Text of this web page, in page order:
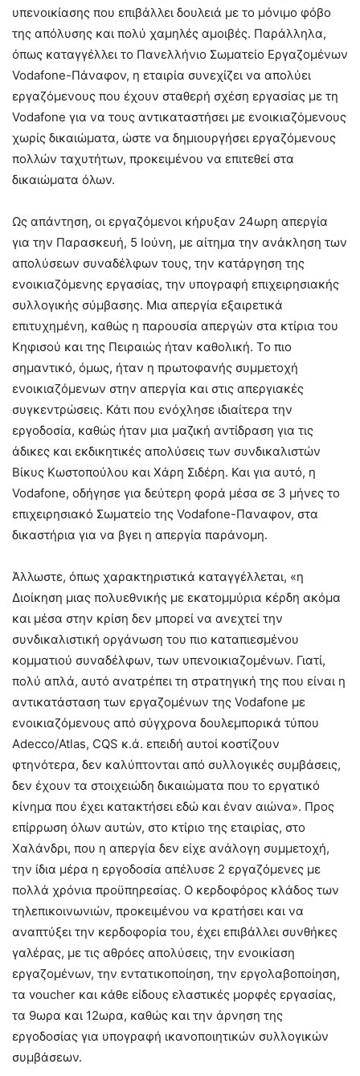
υπενοικίασης που επιβάλλει δουλειά με το μόνιμο φόβο
της απόλυσης και πολύ χαμηλές αμοιβές. Παράλληλα,
όπως καταγγέλλει το Πανελλήνιο Σωματείο Εργαζομένων
Vodafone-Πάναφον, η εταιρία συνεχίζει να απολύει
εργαζόμενους που έχουν σταθερή σχέση εργασίας με τη
Vodafone για να τους αντικαταστήσει με ενοικιαζόμενους
χωρίς δικαιώματα, ώστε να δημιουργήσει εργαζόμενους
πολλών ταχυτήτων, προκειμένου να επιτεθεί στα
δικαιώματα όλων.
Ως απάντηση, οι εργαζόμενοι κήρυξαν 24ωρη απεργία
για την Παρασκευή, 5 Ιούνη, με αίτημα την ανάκληση των
απολύσεων συναδέλφων τους, την κατάργηση της
ενοικιαζόμενης εργασίας, την υπογραφή επιχειρησιακής
συλλογικής σύμβασης. Μια απεργία εξαιρετικά
επιτυχημένη, καθώς η παρουσία απεργών στα κτίρια του
Κηφισού και της Πειραιώς ήταν καθολική. Το πιο
σημαντικό, όμως, ήταν η πρωτοφανής συμμετοχή
ενοικιαζόμενων στην απεργία και στις απεργιακές
συγκεντρώσεις. Κάτι που ενόχλησε ιδιαίτερα την
εργοδοσία, καθώς ήταν μια μαζική αντίδραση για τις
άδικες και εκδικητικές απολύσεις των συνδικαλιστών
Βίκυς Κωστοπούλου και Χάρη Σιδέρη. Και για αυτό, η
Vodafone, οδήγησε για δεύτερη φορά μέσα σε 3 μήνες το
επιχειρησιακό Σωματείο της Vodafone-Παναφον, στα
δικαστήρια για να βγει η απεργία παράνομη.
Άλλωστε, όπως χαρακτηριστικά καταγγέλλεται, «η
Διοίκηση μιας πολυεθνικής με εκατομμύρια κέρδη ακόμα
και μέσα στην κρίση δεν μπορεί να ανεχτεί την
συνδικαλιστική οργάνωση του πιο καταπιεσμένου
κομματιού συναδέλφων, των υπενοικιαζομένων. Γιατί,
πολύ απλά, αυτό ανατρέπει τη στρατηγική της που είναι η
αντικατάσταση των εργαζομένων της Vodafone με
ενοικιαζόμενους από σύγχρονα δουλεμπορικά τύπου
Adecco/Atlas, CQS κ.ά. επειδή αυτοί κοστίζουν
φτηνότερα, δεν καλύπτονται από συλλογικές συμβάσεις,
δεν έχουν τα στοιχειώδη δικαιώματα που το εργατικό
κίνημα που έχει κατακτήσει εδώ και έναν αιώνα». Προς
επίρρωση όλων αυτών, στο κτίριο της εταιρίας, στο
Χαλάνδρι, που η απεργία δεν είχε ανάλογη συμμετοχή,
την ίδια μέρα η εργοδοσία απέλυσε 2 εργαζόμενες με
πολλά χρόνια προϋπηρεσίας. Ο κερδοφόρος κλάδος των
τηλεπικοινωνιών, προκειμένου να κρατήσει και να
αναπτύξει την κερδοφορία του, έχει επιβάλλει συνθήκες
γαλέρας, με τις αθρόες απολύσεις, την ενοικίαση
εργαζομένων, την εντατικοποίηση, την εργολαβοποίηση,
τα voucher και κάθε είδους ελαστικές μορφές εργασίας,
τα 9ωρα και 12ωρα, καθώς και την άρνηση της
εργοδοσίας για υπογραφή ικανοποιητικών συλλογικών
συμβάσεων.